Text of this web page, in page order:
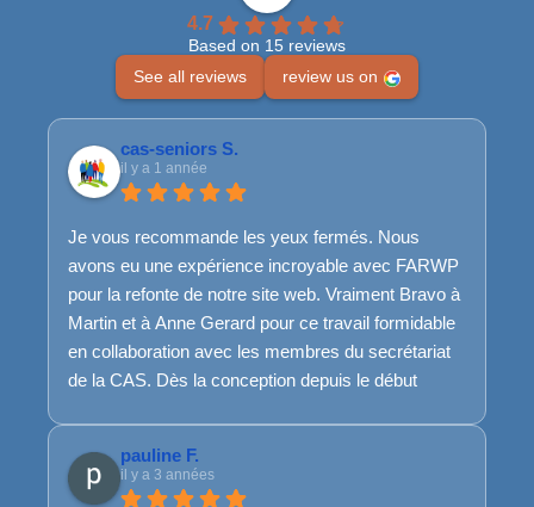
4.7
Based on 15 reviews
See all reviews review us on
cas-seniors S.
il y a 1 année
Je vous recommande les yeux fermés. Nous
avons eu une expérience incroyable avec FARWP
pour la refonte de notre site web. Vraiment Bravo à
Martin et à Anne Gerard pour ce travail formidable
en collaboration avec les membres du secrétariat
de la CAS. Dès la conception depuis le début
disponible, à l'écoute et très réactive. Et même
pour la suite, ils sont toujours là...Franchement, top
pauline F.
il y a 3 années